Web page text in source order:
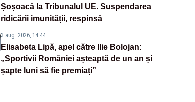
Șoșoacă la Tribunalul UE. Suspendarea
ridicării imunității, respinsă
3 aug. 2026, 14:44
Elisabeta Lipă, apel către Ilie Bolojan:
„Sportivii României așteaptă de un an și
șapte luni să fie premiați”